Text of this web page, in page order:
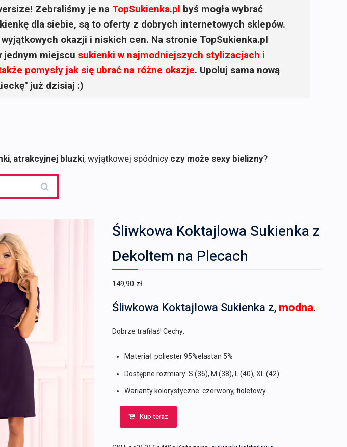
Zebraliśmy je na TopSukienka.pl byś mogła wybrać
dla siebie, są to oferty z dobrych internetowych sklepów.
okazji i niskich cen. Na stronie TopSukienka.pl
jednym miejscu sukienki w najmodniejszych stylizacjach i
pomysły jak się ubrać na różne okazje. Upoluj sama nową
już dzisiaj :)
, atrakcyjnej bluzki, wyjątkowej spódnicy czy może sexy bielizny?
Śliwkowa Koktajlowa Sukienka z
Dekoltem na Plecach
149,90 zł
Śliwkowa Koktajlowa Sukienka z,modna.
Dobrze trafiłaś! Cechy:
Materiał: poliester 95%elastan 5%
Dostępne rozmiary: S (36), M (38), L (40), XL (42)
Warianty kolorystyczne: czerwony, fioletowy
Kup teraz